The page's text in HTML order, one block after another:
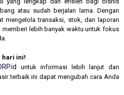
atau sudah berjalan lama. Dengan
mengelola transaksi, stok, dan laporan
lebih banyak waktu untuk fokus
hari ini!
untuk informasi lebih lanjut dan
terbaik ini dapat mengubah cara Anda